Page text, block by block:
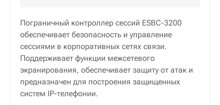
Пограничный контроллер сессий ESBC-3200
обеспечивает безопасность и управление
сессиями в корпоративных сетях связи.
Поддерживает функции межсетевого
экранирования, обеспечивает защиту от атак и
предназначен для построения защищенных
систем IP-телефонии.